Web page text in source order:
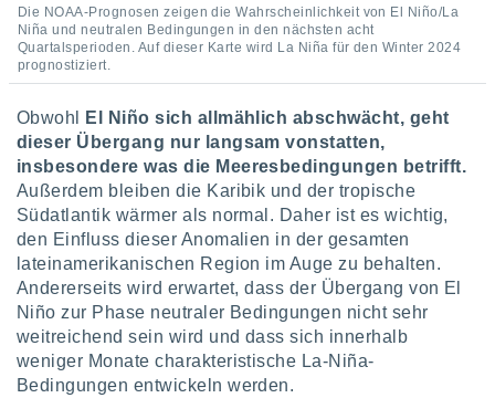
Die NOAA-Prognosen zeigen die Wahrscheinlichkeit von El Niño/La
Niña und neutralen Bedingungen in den nächsten acht
Quartalsperioden. Auf dieser Karte wird La Niña für den Winter 2024
prognostiziert.
Obwohl
El Niño sich allmählich abschwächt, geht
dieser Übergang nur langsam vonstatten,
insbesondere was die Meeresbedingungen betrifft.
Außerdem bleiben die Karibik und der tropische
Südatlantik wärmer als normal. Daher ist es wichtig,
den Einfluss dieser Anomalien in der gesamten
lateinamerikanischen Region im Auge zu behalten.
Andererseits wird erwartet, dass der Übergang von El
Niño zur Phase neutraler Bedingungen nicht sehr
weitreichend sein wird und dass sich innerhalb
weniger Monate charakteristische La-Niña-
Bedingungen entwickeln werden.